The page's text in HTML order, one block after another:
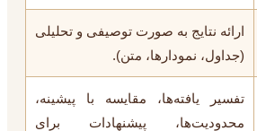
ارائه نتایج به صورت توصیفی و تحلیلی
(جداول، نمودارها، متن).
تفسیر یافته‌ها، مقایسه با پیشینه،
محدودیت‌ها، پیشنهادات برای